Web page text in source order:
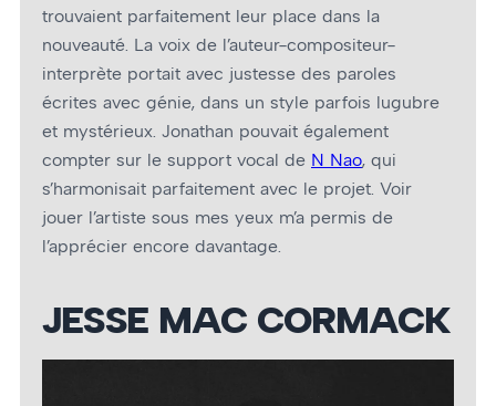
trouvaient parfaitement leur place dans la
nouveauté. La voix de l’auteur-compositeur-
interprète portait avec justesse des paroles
écrites avec génie, dans un style parfois lugubre
et mystérieux. Jonathan pouvait également
compter sur le support vocal de N Nao, qui
s’harmonisait parfaitement avec le projet. Voir
jouer l’artiste sous mes yeux m’a permis de
l’apprécier encore davantage.
JESSE MAC CORMACK